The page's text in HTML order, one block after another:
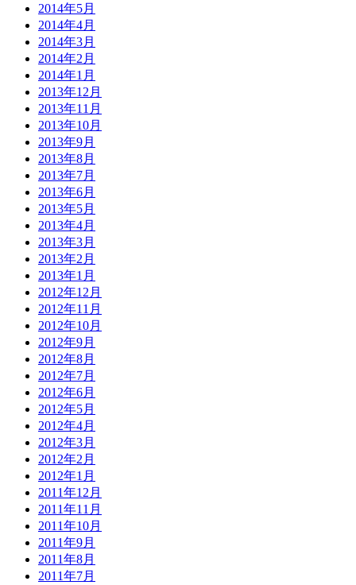
2014年5月
2014年4月
2014年3月
2014年2月
2014年1月
2013年12月
2013年11月
2013年10月
2013年9月
2013年8月
2013年7月
2013年6月
2013年5月
2013年4月
2013年3月
2013年2月
2013年1月
2012年12月
2012年11月
2012年10月
2012年9月
2012年8月
2012年7月
2012年6月
2012年5月
2012年4月
2012年3月
2012年2月
2012年1月
2011年12月
2011年11月
2011年10月
2011年9月
2011年8月
2011年7月